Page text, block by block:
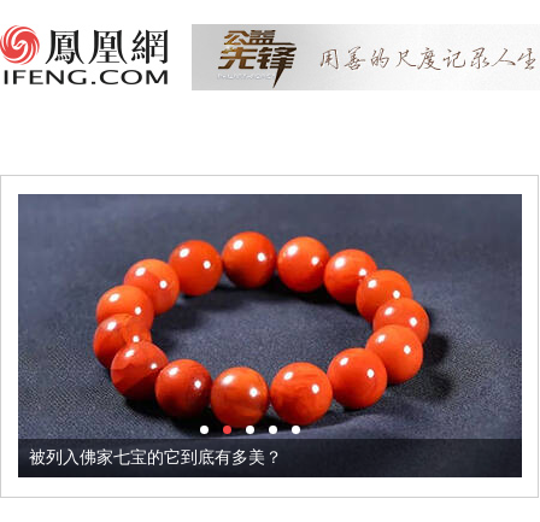
被列入佛家七宝的它到底有多美？